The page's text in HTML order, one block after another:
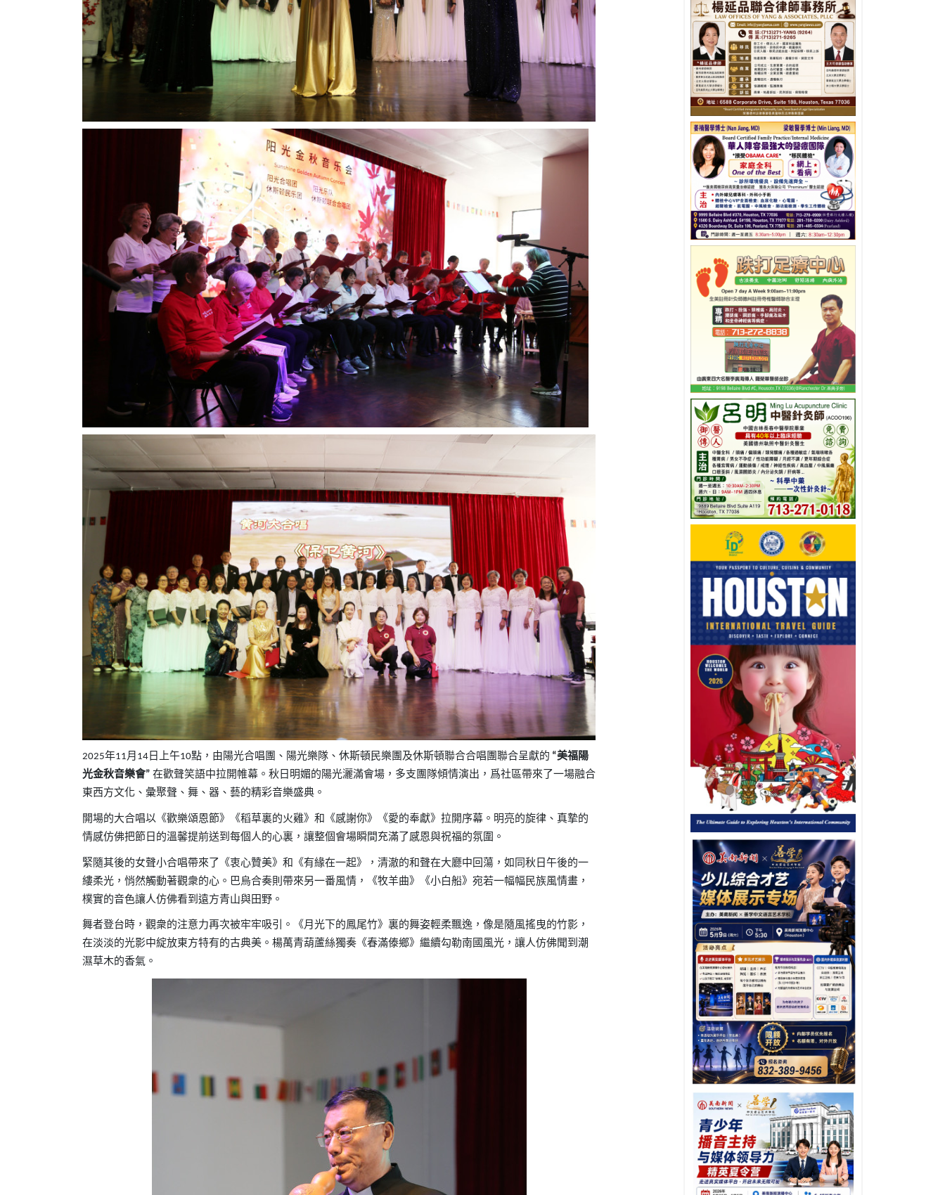
2025年11月 14 日上午10點，由陽光合唱團、陽光樂隊、休斯頓民樂團及休斯頓聯合合唱團聯合呈獻的 “美福陽
光金秋音樂會” 在歡聲笑語中拉開帷幕。秋日明媚的陽光灑滿會場，多支團隊傾情演出，爲社區帶來了一場融合
東西方文化、彙聚聲、舞、器、藝的精彩音樂盛典。
開場的大合唱以《歡樂頌恩節》《稻草裏的火雞》和《感謝你》《愛的奉獻》拉開序幕。明亮的旋律、真摯的
情感仿佛把節日的溫馨提前送到每個人的心裏，讓整個會場瞬間充滿了感恩與祝福的氛圍。
緊隨其後的女聲小合唱帶來了《衷心贊美》和《有緣在一起》，清澈的和聲在大廳中回蕩，如同秋日午後的一
縷柔光，悄然觸動著觀衆的心。巴烏合奏則帶來另一番風情，《牧羊曲》《小白船》宛若一幅幅民族風情畫，
樸實的音色讓人仿佛看到遠方青山與田野。
舞者登台時，觀衆的注意力再次被牢牢吸引。《月光下的鳳尾竹》裏的舞姿輕柔飄逸，像是隨風搖曳的竹影，
在淡淡的光影中綻放東方特有的古典美。楊萬青葫蘆絲獨奏《春滿傣鄉》繼續勾勒南國風光，讓人仿佛聞到潮
濕草木的香氣。